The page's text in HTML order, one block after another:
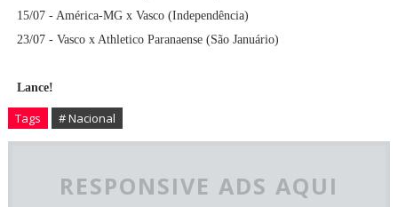
15/07 - América-MG x Vasco (Independência)
23/07 - Vasco x Athletico Paranaense (São Januário)
Lance!
Tags # Nacional
RESPONSIVE ADS AQUI